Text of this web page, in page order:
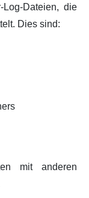
Log-Dateien, die
Dies sind:
mit anderen